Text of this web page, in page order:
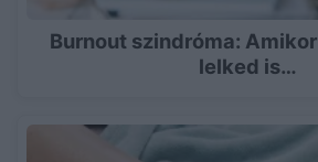
Burnout szindróma:
lelked is…